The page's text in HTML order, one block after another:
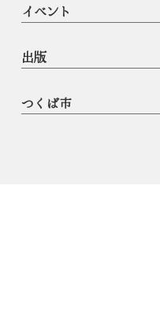
イベント
出版
つくば市